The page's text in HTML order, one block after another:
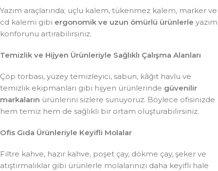
Yazım araçlarında; uçlu kalem, tükenmez kalem, marker ve
cd kalemi gibi ergonomik ve uzun ömürlü ürünlerle yazım
konforunu artırabilirsiniz.
Temizlik ve Hijyen Ürünleriyle Sağlıklı Çalışma Alanları
Çöp torbası, yüzey temizleyici, sabun, kâğıt havlu ve
temizlik ekipmanları gibi hijyen ürünlerinde güvenilir
markaların ürünlerini sizlere sunuyoruz. Böylece ofisinizde
hem temiz hem de sağlıklı bir ortam oluşturabilirsiniz.
Ofis Gıda Ürünleriyle Keyifli Molalar
Filtre kahve, hazır kahve, poşet çay, dökme çay, şeker ve
atıştırmalıklar gibi ürünlerle molalarınızı daha keyifli hale